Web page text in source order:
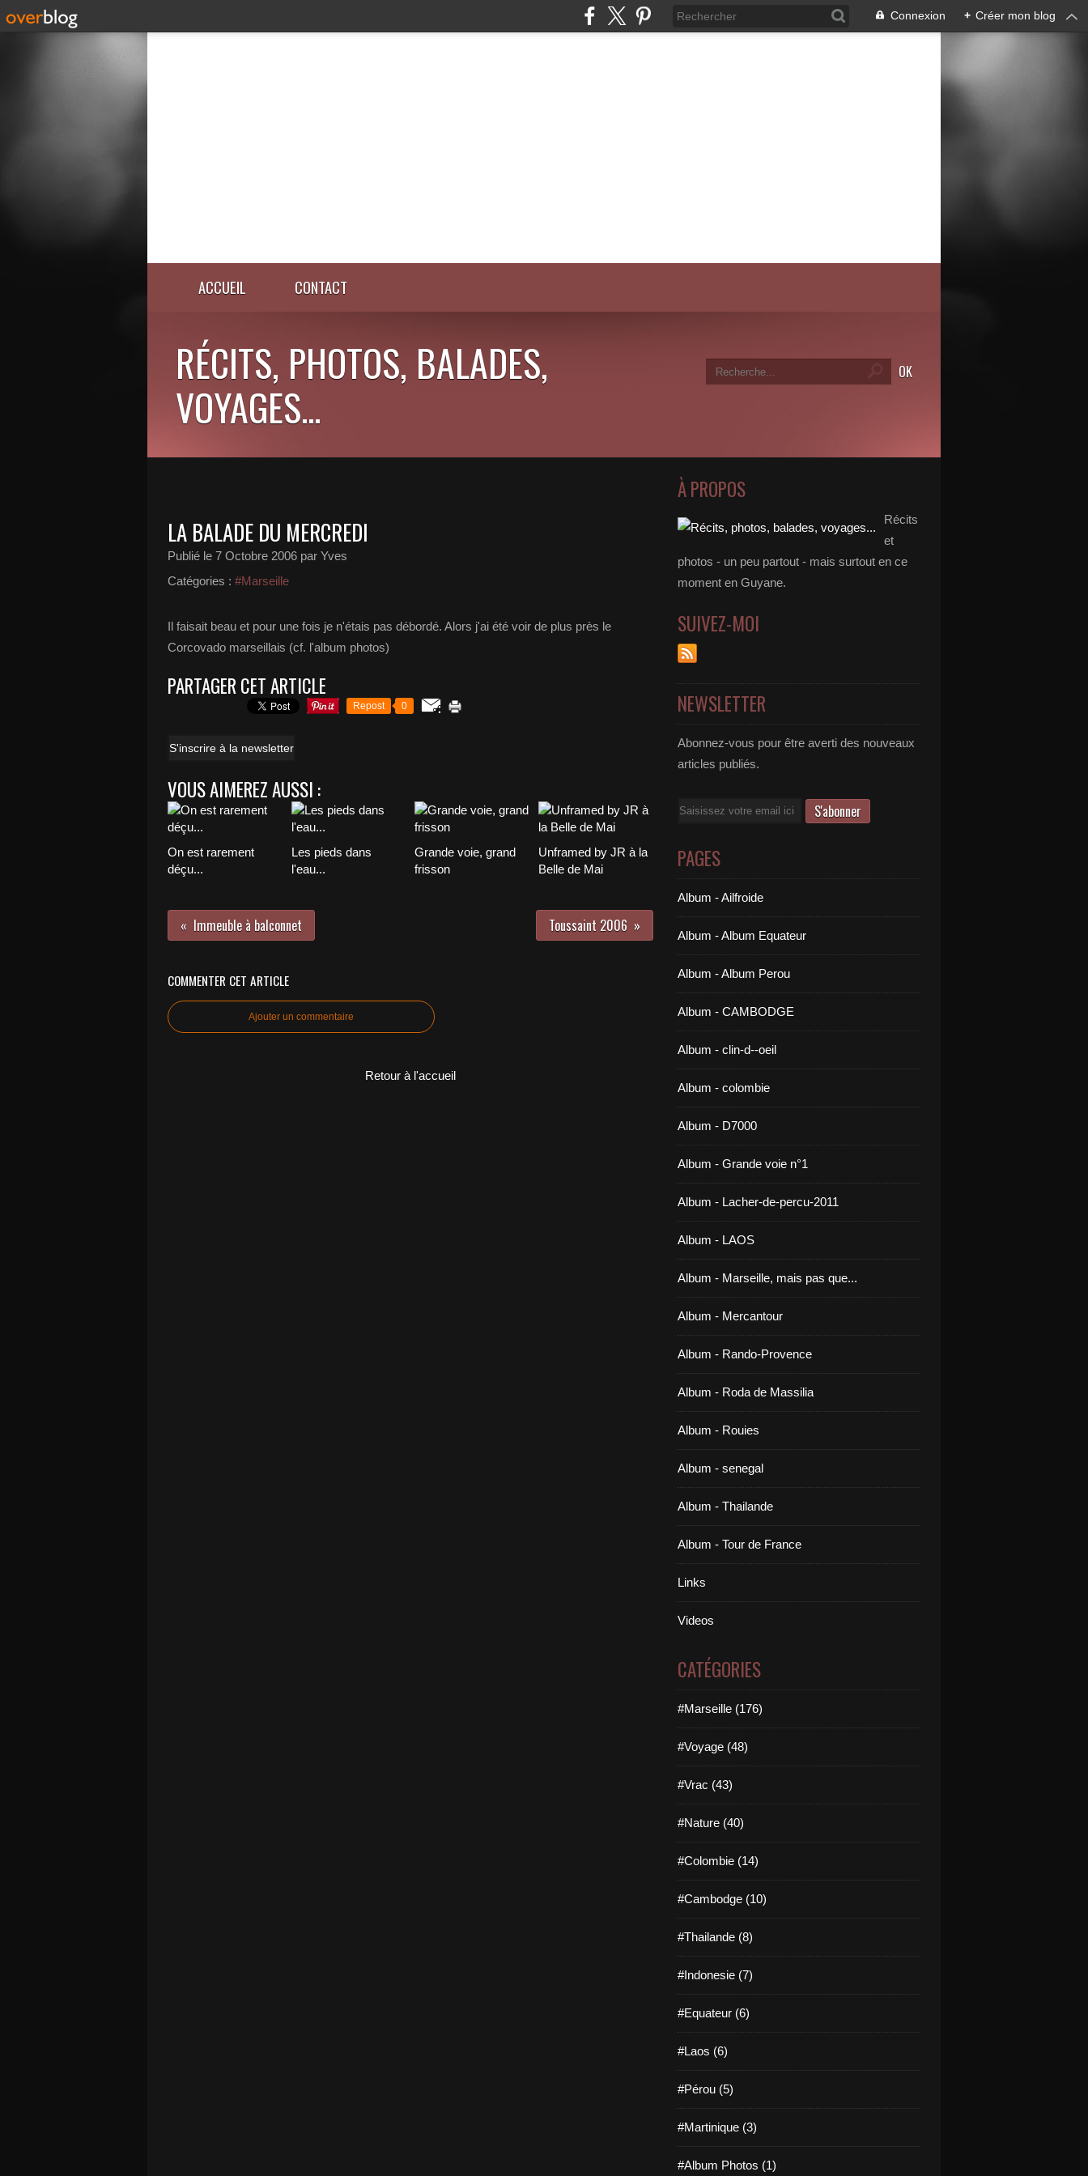
Connexion + Créer mon blog
ACCUEIL CONTACT
RÉCITS, PHOTOS, BALADES,
VOYAGES...
LA BALADE DU MERCREDI
Publié le 7 Octobre 2006 par Yves
Catégories : #Marseille
Il faisait beau et pour une fois je n'étais pas débordé. Alors j'ai été voir de plus près le
Corcovado marseillais (cf. l'album photos)
PARTAGER CET ARTICLE
Repost 0
S'inscrire à la newsletter
VOUS AIMEREZ AUSSI :
On est rarement
déçu...
Les pieds dans
l'eau...
Grande voie, grand
frisson
Unframed by JR à la
Belle de Mai
Immeuble à balconnet Toussaint 2006
COMMENTER CET ARTICLE
Ajouter un commentaire
Retour à l'accueil
À PROPOS
Récits
et
photos - un peu partout - mais surtout en ce
moment en Guyane.
SUIVEZ-MOI
NEWSLETTER
Abonnez-vous pour être averti des nouveaux
articles publiés.
Email
PAGES
Album - Ailfroide
Album - Album Equateur
Album - Album Perou
Album - CAMBODGE
Album - clin-d--oeil
Album - colombie
Album - D7000
Album - Grande voie n°1
Album - Lacher-de-percu-2011
Album - LAOS
Album - Marseille, mais pas que...
Album - Mercantour
Album - Rando-Provence
Album - Roda de Massilia
Album - Rouies
Album - senegal
Album - Thailande
Album - Tour de France
Links
Videos
CATÉGORIES
#Marseille (176)
#Voyage (48)
#Vrac (43)
#Nature (40)
#Colombie (14)
#Cambodge (10)
#Thailande (8)
#Indonesie (7)
#Equateur (6)
#Laos (6)
#Pérou (5)
#Martinique (3)
#Album Photos (1)